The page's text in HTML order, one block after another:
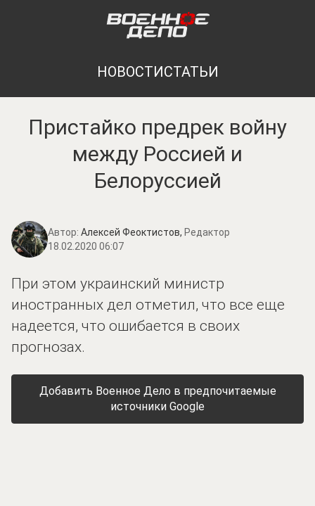
НОВОСТИСТАТЬИ
Пристайко предрек войну
между Россией и
Белоруссией
Автор: Алексей Феоктистов, Редактор
18.02.2020 06:07
При этом украинский министр
иностранных дел отметил, что все еще
надеется, что ошибается в своих
прогнозах.
Добавить Военное Дело в предпочитаемые
источники Google